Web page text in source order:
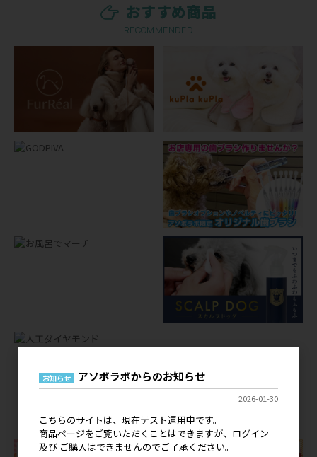
おすすめ商品
RECOMMENDED
店舗オリジナルグッズ
お知らせ アソボラボからのお知らせ
2026-01-30
こちらのサイトは、現在テスト運用中です。
商品ページをご覧いただくことはできますが、ログイン
及び ご購入はできませんのでご了承ください。